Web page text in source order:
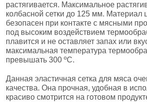
растягивается. Максимальное
колбасной сетки до 125 мм. Материал
безопасен при контакте с мясными
под высоким воздействием
плавится и не оставляет запах или
максимальная температура
превышать 300 ºС.
Данная эластичная сетка для мяса
качества. Она прочная, удобная в
красиво смотрится на готовом